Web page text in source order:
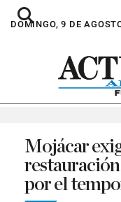
DOMINGO, 9 DE
Mojácar
restauración
por el